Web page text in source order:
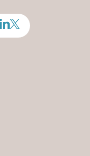
LinkedIn
Twitter